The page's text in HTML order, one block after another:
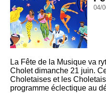
04/
La Fête de la Musique va
Cholet dimanche 21 juin.
Choletaises et les
programme éclectique au